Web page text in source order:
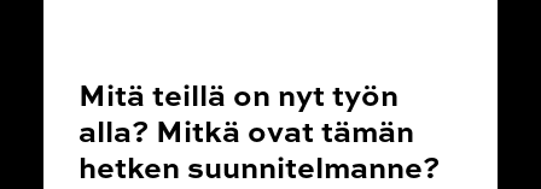
Mitä teillä on nyt työn
alla? Mitkä ovat tämän
hetken suunnitelmanne?